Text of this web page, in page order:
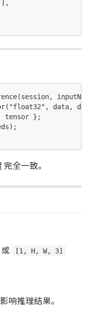
data,
tensor };
完全一致。
或 [1, H, W, 3]
响推理结果。